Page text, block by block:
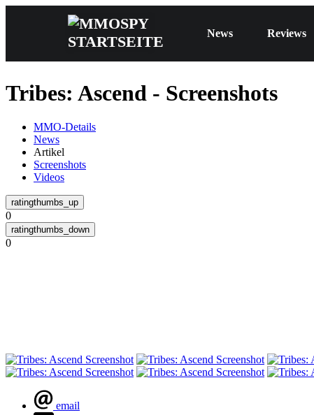
News Reviews
Tribes: Ascend - Screenshots
MMO-Details
News
Artikel
Screenshots
Videos
0
0
email